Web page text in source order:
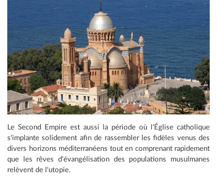
Le Second Empire est aussi la période où l'Église catholique
s'implante solidement afin de rassembler les fidèles venus des
divers horizons méditerranéens tout en comprenant rapidement
que les rêves d'évangélisation des populations musulmanes
relèvent de l'utopie.